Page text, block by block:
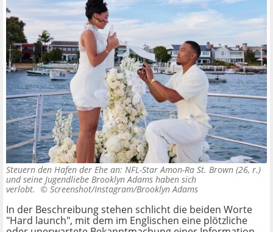
Steuern den Hafen der Ehe an: NFL-Star Amon-Ra St. Brown (26, r.)
und seine Jugendliebe Brooklyn Adams haben sich
verlobt. © Screenshot/Instagram/Brooklyn Adams
In der Beschreibung stehen schlicht die beiden Worte
"Hard launch", mit dem im Englischen eine plötzliche